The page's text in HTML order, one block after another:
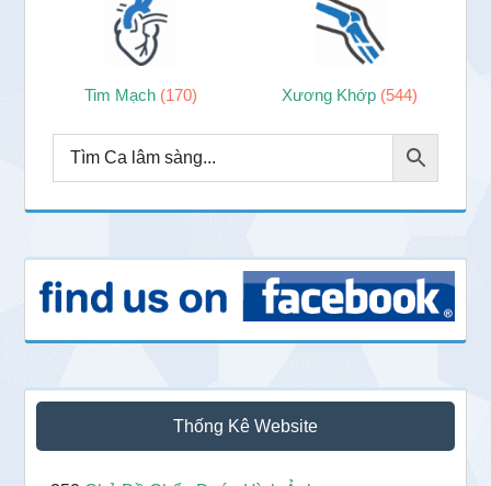
Tim Mạch (170) Xương Khớp (544)
Thống Kê Website